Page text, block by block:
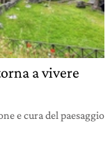
a vivere
e cura del paesaggio